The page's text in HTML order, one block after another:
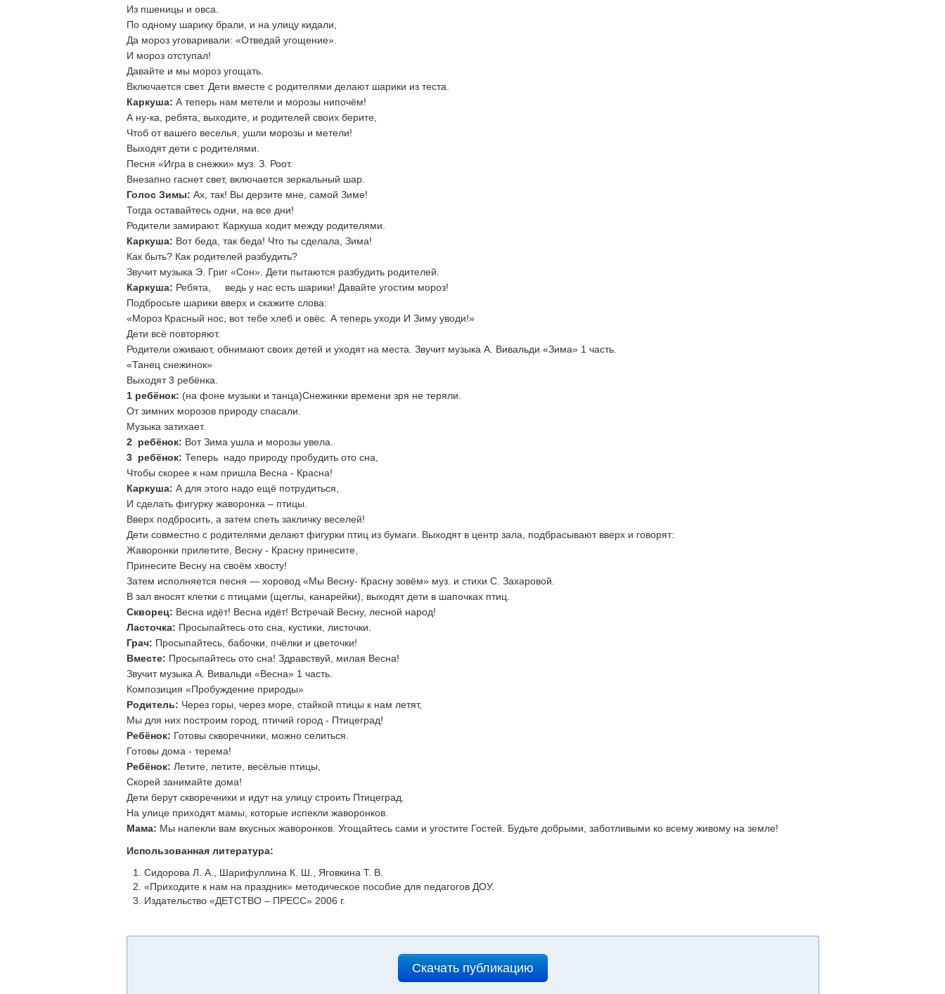
Из пшеницы и овса.
По одному шарику брали, и на улицу кидали,
Да мороз уговаривали: «Отведай угощение».
И мороз отступал!
Давайте и мы мороз угощать.
Включается свет. Дети вместе с родителями делают шарики из теста.
Каркуша: А теперь нам метели и морозы нипочём!
А ну-ка, ребята, выходите, и родителей своих берите,
Чтоб от вашего веселья, ушли морозы и метели!
Выходят дети с родителями.
Песня «Игра в снежки» муз. З. Роот.
Внезапно гаснет свет, включается зеркальный шар.
Голос Зимы: Ах, так! Вы дерзите мне, самой Зиме!
Тогда оставайтесь одни, на все дни!
Родители замирают. Каркуша ходит между родителями.
Каркуша: Вот беда, так беда! Что ты сделала, Зима!
Как быть? Как родителей разбудить?
Звучит музыка Э. Григ «Сон». Дети пытаются разбудить родителей.
Каркуша: Ребята, ведь у нас есть шарики! Давайте угостим мороз!
Подбросьте шарики вверх и скажите слова:
«Мороз Красный нос, вот тебе хлеб и овёс. А теперь уходи И Зиму уводи!»
Дети всё повторяют.
Родители оживают, обнимают своих детей и уходят на места. Звучит музыка А. Вивальди «Зима» 1 часть.
«Танец снежинок»
Выходят 3 ребёнка.
1 ребёнок: (на фоне музыки и танца)Снежинки времени зря не теряли.
От зимних морозов природу спасали.
Музыка затихает.
2 ребёнок: Вот Зима ушла и морозы увела.
3 ребёнок: Теперь надо природу пробудить ото сна,
Чтобы скорее к нам пришла Весна - Красна!
Каркуша: А для этого надо ещё потрудиться,
И сделать фигурку жаворонка – птицы.
Вверх подбросить, а затем спеть закличку веселей!
Дети совместно с родителями делают фигурки птиц из бумаги. Выходят в центр зала, подбрасывают вверх и говорят:
Жаворонки прилетите, Весну - Красну принесите,
Принесите Весну на своём хвосту!
Затем исполняется песня — хоровод «Мы Весну- Красну зовём» муз. и стихи С. Захаровой.
В зал вносят клетки с птицами (щеглы, канарейки), выходят дети в шапочках птиц.
Скворец: Весна идёт! Весна идёт! Встречай Весну, лесной народ!
Ласточка: Просыпайтесь ото сна, кустики, листочки.
Грач: Просыпайтесь, бабочки, пчёлки и цветочки!
Вместе: Просыпайтесь ото сна! Здравствуй, милая Весна!
Звучит музыка А. Вивальди «Весна» 1 часть.
Композиция «Пробуждение природы»
Родитель: Через горы, через море, стайкой птицы к нам летят,
Мы для них построим город, птичий город - Птицеград!
Ребёнок: Готовы скворечники, можно селиться.
Готовы дома - терема!
Ребёнок: Летите, летите, весёлые птицы,
Скорей занимайте дома!
Дети берут скворечники и идут на улицу строить Птицеград.
На улице приходят мамы, которые испекли жаворонков.
Мама: Мы напекли вам вкусных жаворонков. Угощайтесь сами и угостите Гостей. Будьте добрыми, заботливыми ко всему живому на земле!
Использованная литература:
Сидорова Л. А., Шарифуллина К. Ш., Яговкина Т. В.
«Приходите к нам на праздник» методическое пособие для педагогов ДОУ.
Издательство «ДЕТСТВО – ПРЕСС» 2006 г.
Скачать публикацию